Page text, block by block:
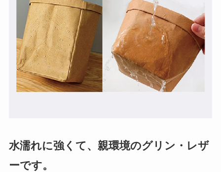
水濡れに強くて、親環境のグリン・レザ
ーです。